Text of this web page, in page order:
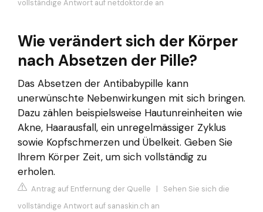
vollständige Antwort auf netdoktor.de an
Wie verändert sich der Körper
nach Absetzen der Pille?
Das Absetzen der Antibabypille kann
unerwünschte Nebenwirkungen mit sich bringen.
Dazu zählen beispielsweise Hautunreinheiten wie
Akne, Haarausfall, ein unregelmässiger Zyklus
sowie Kopfschmerzen und Übelkeit. Geben Sie
Ihrem Körper Zeit, um sich vollständig zu
erholen.
Antrag auf Entfernung der Quelle | Sehen Sie sich die
vollständige Antwort auf sanaskin.ch an